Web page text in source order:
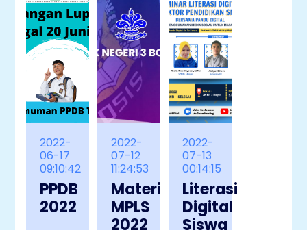
2022-
06-17
09:10:42
PPDB
2022
2022-
07-12
11:24:53
Materi
MPLS
2022
2022-
07-13
00:14:15
Literasi
Digital
Siswa